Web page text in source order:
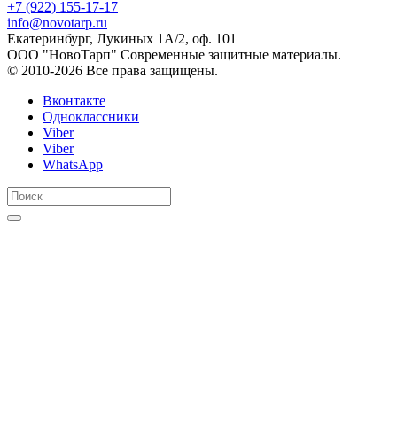
+7 (922) 155-17-17
info@novotarp.ru
Екатеринбург, Лукиных 1А/2, оф. 101
ООО "НовоТарп" Современные защитные материалы.
© 2010-2026 Все права защищены.
Вконтакте
Одноклассники
Viber
Viber
WhatsApp